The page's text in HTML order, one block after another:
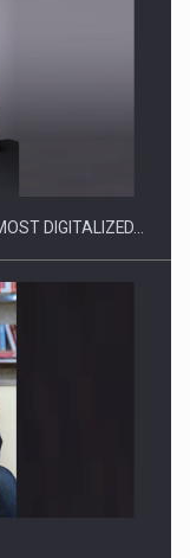
noilor
DIGITALIZED…